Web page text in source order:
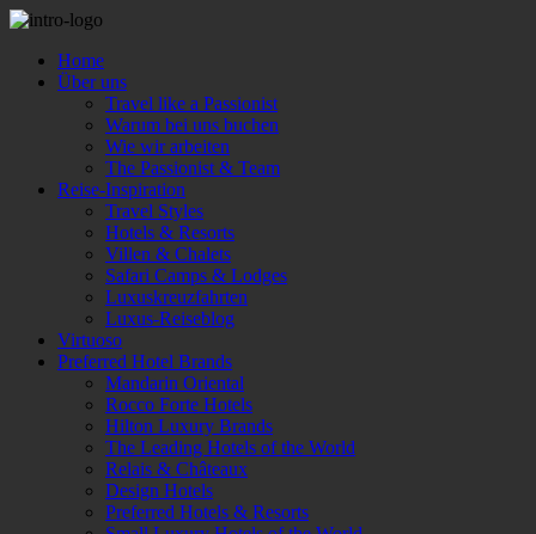
Home
Über uns
Travel like a Passionist
Warum bei uns buchen
Wie wir arbeiten
The Passionist & Team
Reise-Inspiration
Travel Styles
Hotels & Resorts
Villen & Chalets
Safari Camps & Lodges
Luxuskreuzfahrten
Luxus-Reiseblog
Virtuoso
Preferred Hotel Brands
Mandarin Oriental
Rocco Forte Hotels
Hilton Luxury Brands
The Leading Hotels of the World
Relais & Châteaux
Design Hotels
Preferred Hotels & Resorts